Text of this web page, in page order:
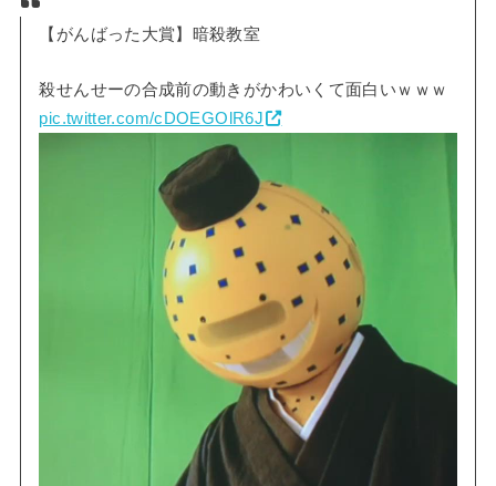
【がんばった大賞】暗殺教室
殺せんせーの合成前の動きがかわいくて面白いｗｗｗ
pic.twitter.com/cDOEGOlR6J